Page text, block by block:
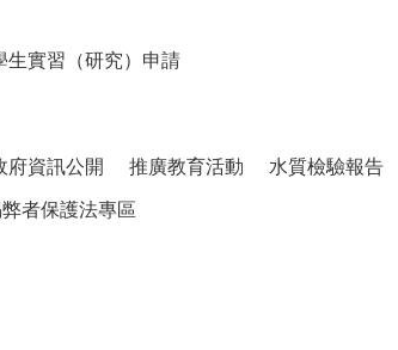
生實習（研究）申請
府資訊公開 推廣教育活動 水質檢驗報告
者保護法專區